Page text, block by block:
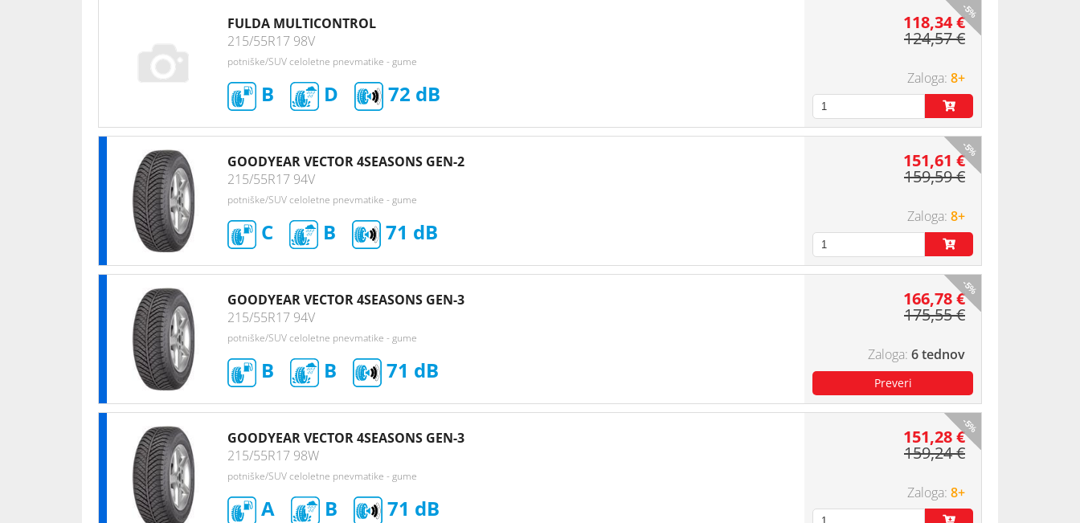
-5%
FULDA MULTICONTROL
215/55R17 98V
potniške/SUV celoletne pnevmatike - gume
B D 72
118,34 €
124,57 €
8+
-5%
GOODYEAR VECTOR 4SEASONS GEN-2
215/55R17 94V
potniške/SUV celoletne pnevmatike - gume
C B 71
151,61 €
159,59 €
8+
-5%
GOODYEAR VECTOR 4SEASONS GEN-3
215/55R17 94V
potniške/SUV celoletne pnevmatike - gume
B B 71
166,78 €
175,55 €
6 tednov
-5%
GOODYEAR VECTOR 4SEASONS GEN-3
215/55R17 98W
potniške/SUV celoletne pnevmatike - gume
A B 71
151,28 €
159,24 €
8+